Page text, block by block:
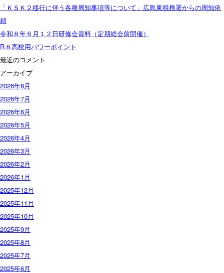
「ＫＳＫ２移行に伴う各種周知事項等について」広島東税務署からの周知依
頼
令和８年６月１２日研修会資料（定期総会前開催）
R８高校用パワーポイント
最近のコメント
アーカイブ
2026年8月
2026年7月
2026年6月
2026年5月
2026年4月
2026年3月
2026年2月
2026年1月
2025年12月
2025年11月
2025年10月
2025年9月
2025年8月
2025年7月
2025年6月